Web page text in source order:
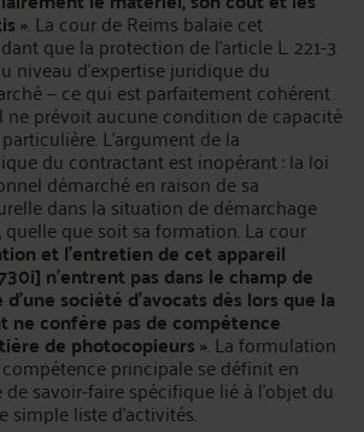
». La cour de Reims balaie cet
que la protection de l’article L. 221-3
niveau d’expertise juridique du
— ce qui est parfaitement cohérent
ne prévoit aucune condition de capacité
L’argument de la
du contractant est inopérant : la loi
démarché en raison de sa
dans la situation de démarchage
que soit sa formation. La cour
et l’entretien de cet appareil
n’entrent pas dans le champ de
société d’avocats dès lors que la
ne confère pas de compétence
de photocopieurs ». La formulation
principale se définit en
de savoir-faire spécifique lié à l’objet du
simple liste d’activités.